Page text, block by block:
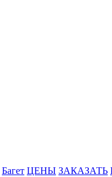
Багет ЦЕНЫ ЗАКАЗАТЬ